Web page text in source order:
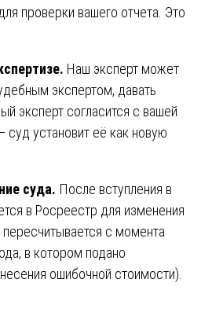
проверки вашего отчета. Это
Наш эксперт может
экспертом, давать
эксперт согласится с вашей
установит её как новую
суда. После вступления в
в Росреестр для изменения
с момента
в котором подано
ошибочной стоимости).